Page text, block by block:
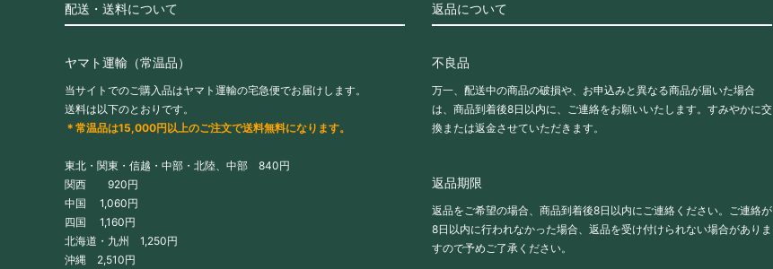
配送・送料について
ヤマト運輸（常温品）
当サイトでのご購入品はヤマト運輸の宅急便でお届けします。
送料は以下のとおりです。
＊常温品は15,000円以上のご注文で送料無料になります。
東北・関東・信越・中部・北陸、中部 840円
関西 920円
中国 1,060円
四国 1,160円
北海道・九州 1,250円
沖縄 2,510円
返品について
不良品
万一、配送中の商品の破損や、お申込みと異なる商品が届いた場合
は、商品到着後8日以内に、ご連絡をお願いいたします。すみやかに交
換または返金させていただきます。
返品期限
返品をご希望の場合、商品到着後8日以内にご連絡ください。ご連絡が
8日以内に行われなかった場合、返品を受け付けられない場合がありま
すので予めご了承ください。